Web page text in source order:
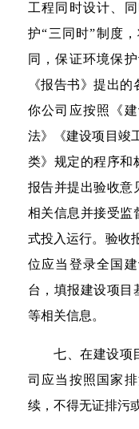
工程同时设计、
护“三同时”制度
同，保证环境保
《报告书》提出
你公司应按照《
法》《建设项目竣
类》规定的程序和
报告并提出验收意
相关信息并接受监
式投入运行。验收
位应当登录全国
台，填报建设项目
等相关信息。
七、在建设项
司应当按照国家
续，不得无证排污